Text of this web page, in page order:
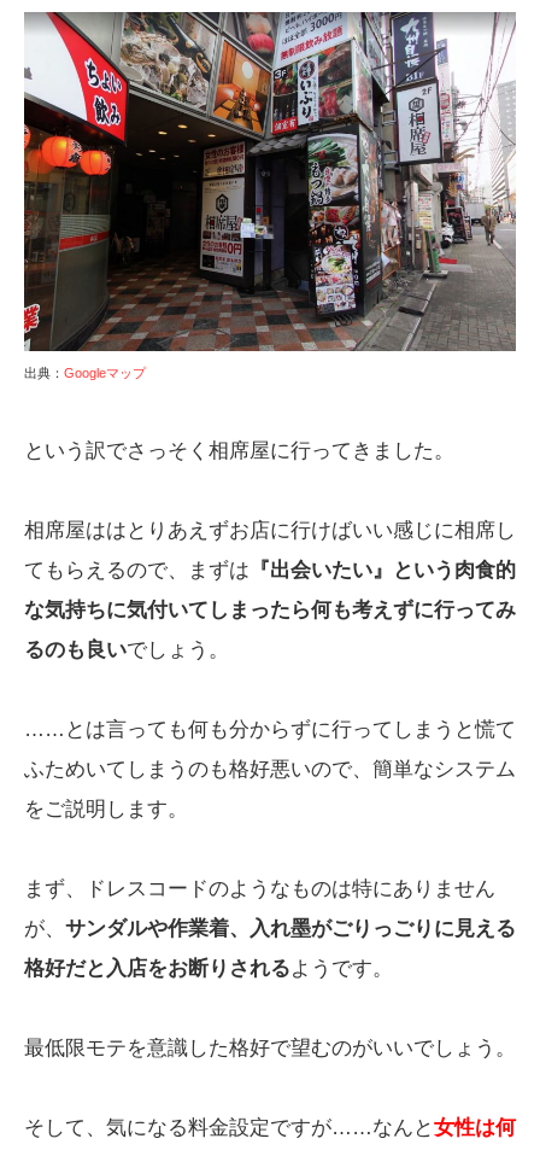
出典： Googleマップ
という訳でさっそく相席屋に行ってきました。
相席屋ははとりあえずお店に行けばいい感じに相席し
てもらえるので、まずは 『出会いたい』という肉食的
な気持ちに気付いてしまったら何も考えずに行ってみ
るのも良いでしょう。
……とは言っても何も分からずに行ってしまうと慌て
ふためいてしまうのも格好悪いので、簡単なシステム
をご説明します。
まず、ドレスコードのようなものは特にありません
が、 サンダルや作業着、入れ墨がごりっごりに見える
格好だと入店をお断りされるようです。
最低限モテを意識した格好で望むのがいいでしょう。
そして、気になる料金設定ですが……なんと女性は何